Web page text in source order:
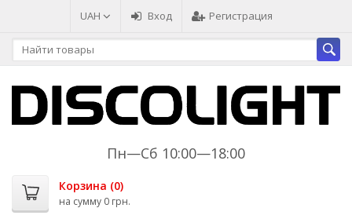
UAH Вход Регистрация
Пн—Сб 10:00—18:00
Корзина (0)
на сумму 0 грн.